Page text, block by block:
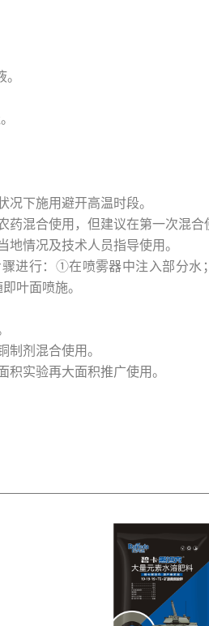
况下施用避开高温时段。
药混合使用，但建议在第一次混合
地情况及技术人员指导使用。
骤进行：①在喷雾器中注入部分
叶面喷施。
制剂混合使用。
积实验再大面积推广使用。